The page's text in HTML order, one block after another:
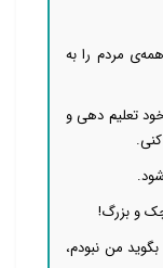
مردم را به
تعلیم دهی و
و بزرگ!
من نبودم،